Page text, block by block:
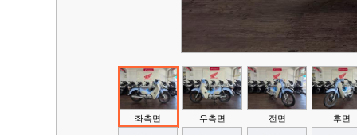
좌측면 우측면 전면 후면